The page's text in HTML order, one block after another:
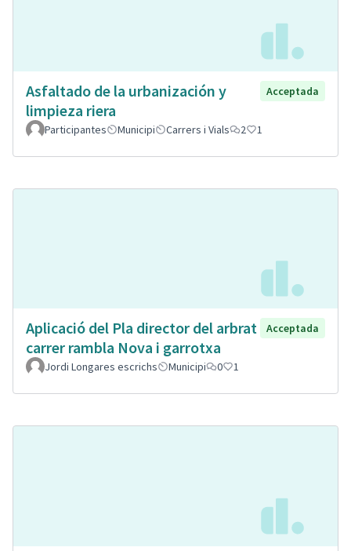
Asfaltado de la urbanización y
limpieza riera
Acceptada
Participantes Municipi Carrers i Vials 2 1
Aplicació del Pla director del arbrat
carrer rambla Nova i garrotxa
Acceptada
Jordi Longares escrichs Municipi 0 1